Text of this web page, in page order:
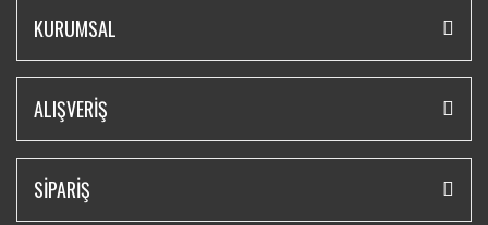
KURUMSAL
ALIŞVERİŞ
SİPARİŞ